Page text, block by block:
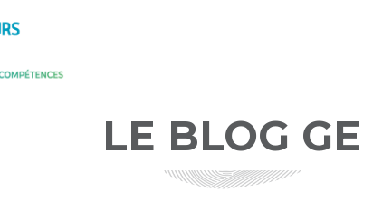
LE BLOG GE